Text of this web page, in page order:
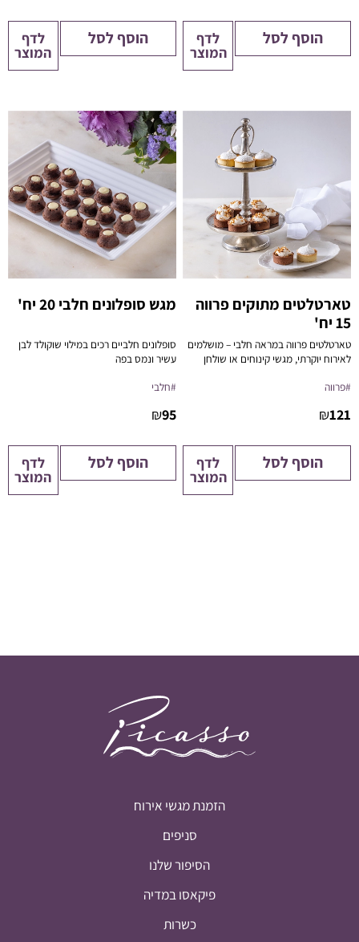
הוסף לסל לדף
המוצר
הוסף לסל לדף
המוצר
טארטלטים מתוקים פרווה
15 יח'
טארטלטים פרווה במראה חלבי – מושלמים
לאירוח יוקרתי, מגשי קינוחים או שולחן
#פרווה
121
₪
הוסף לסל לדף
המוצר
מגש סופלונים חלבי 20 יח'
20 יחידות
סופלונים חלביים רכים במילוי שוקולד לבן
עשיר ונמס בפה
#חלבי
95
₪
הוסף לסל לדף
המוצר
הזמנת מגשי אירוח
סניפים
הסיפור שלנו
פיקאסו במדיה
כשרות